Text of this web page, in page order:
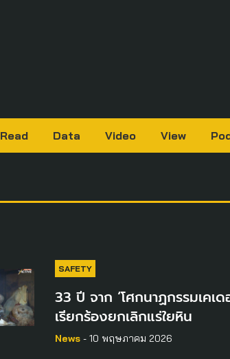
Read Data Video View
SAFETY
33 ปี จาก ‘โศกนาฏกรรมเคเด
เรียกร้องยกเลิกแร่ใยหิน
News- 10 พฤษภาคม 2026